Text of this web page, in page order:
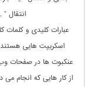
انتقال
عبارات کلیدی و
اسکریپت هایی
عنکبوت ها در صفحات
از کار هایی که انجام